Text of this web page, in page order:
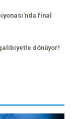
final
dönüyor!